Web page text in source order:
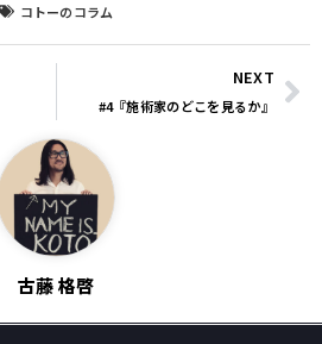
コトーのコラム
NEXT
#4『施術家のどこを見るか』
古藤 格啓